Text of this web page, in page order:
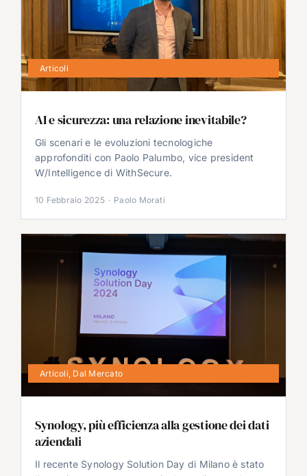
Articoli
AI e sicurezza: una relazione inevitabile?
Gli scenari e le evoluzioni tecnologiche
approfonditi con Paolo Palumbo, vice president
W/Intelligence di WithSecure.
10 Febbraio 2025 · Paolo Morati
Articoli, Dal Mercato
Synology, più efficienza alla gestione dei dati
aziendali
Il recente Synology Solution Day di Milano è stato